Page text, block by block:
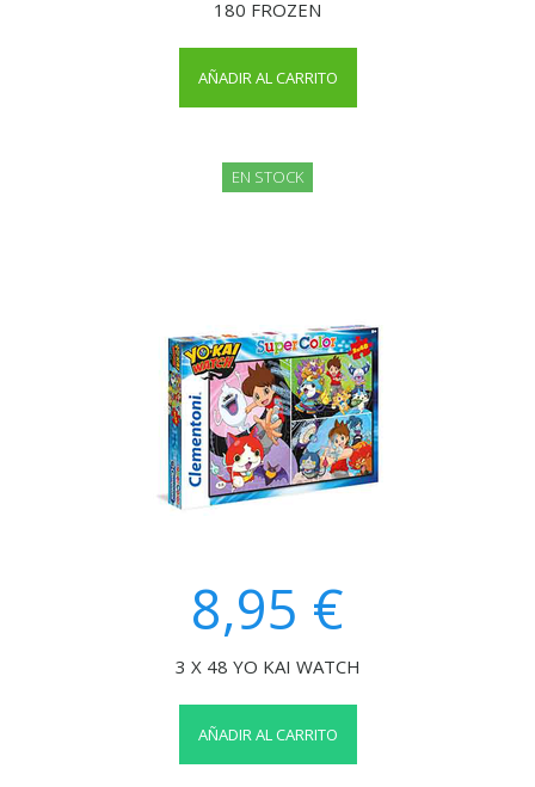
180 FROZEN
AÑADIR AL CARRITO
EN STOCK
8,95 €
3 X 48 YO KAI WATCH
AÑADIR AL CARRITO